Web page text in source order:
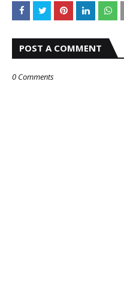
POST A COMMENT
0 Comments